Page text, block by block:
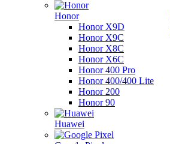
Honor
Honor X9D
Honor X9C
Honor X8C
Honor X6C
Honor 400 Pro
Honor 400/400 Lite
Honor 200
Honor 90
Huawei